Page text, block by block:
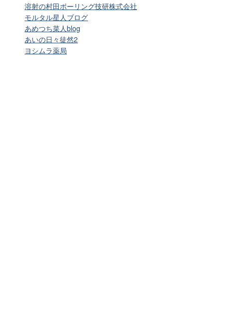
溶射の村田ボーリング技研株式会社
モルタル星人ブログ
あめつち菜人blog
あいの日々徒然2
ヨシムラ薬局